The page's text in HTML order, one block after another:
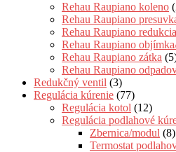
Rehau Raupiano koleno
Rehau Raupiano
Rehau Raupiano redukcia
Rehau Raupiano
Rehau Raupiano zátka
Rehau Raupiano
Redukčný ventil (3)
Regulácia kúrenie (77)
Regulácia kotol (12)
Regulácia podlahové
Zbernica/modul (8)
Termostat